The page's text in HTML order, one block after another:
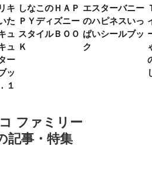
キ
た
ュ
ュ
ー
ッ
１
しなこのＨＡＰ
ＰＹディズニー
スタイルＢＯＯ
Ｋ
エスターバニー
のハピネスいっ
ぱいシールブッ
ク
ファミリー
記事・特集